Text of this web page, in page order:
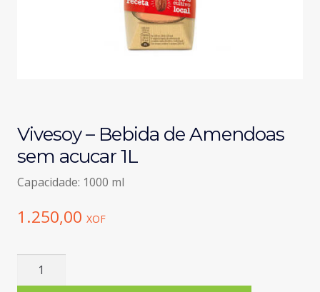
Vivesoy – Bebida de Amendoas
sem acucar 1L
Capacidade: 1000 ml
1.250,00 XOF
Quantidade